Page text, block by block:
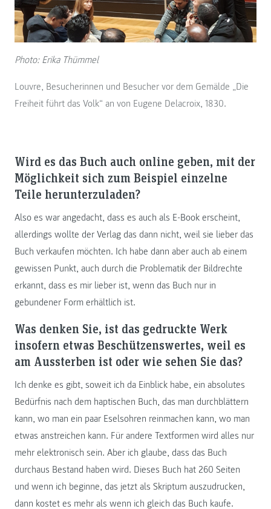
Photo: Erika Thümmel
Louvre, Besucherinnen und Besucher vor dem Gemälde „Die
Freiheit führt das Volk“ an von Eugene Delacroix, 1830.
Wird es das Buch auch online geben, mit der
Möglichkeit sich zum Beispiel einzelne
Teile herunterzuladen?
Also es war angedacht, dass es auch als E-Book erscheint,
allerdings wollte der Verlag das dann nicht, weil sie lieber das
Buch verkaufen möchten. Ich habe dann aber auch ab einem
gewissen Punkt, auch durch die Problematik der Bildrechte
erkannt, dass es mir lieber ist, wenn das Buch nur in
gebundener Form erhältlich ist.
Was denken Sie, ist das gedruckte Werk
insofern etwas Beschützenswertes, weil es
am Aussterben ist oder wie sehen Sie das?
Ich denke es gibt, soweit ich da Einblick habe, ein absolutes
Bedürfnis nach dem haptischen Buch, das man durchblättern
kann, wo man ein paar Eselsohren reinmachen kann, wo man
etwas anstreichen kann. Für andere Textformen wird alles nur
mehr elektronisch sein. Aber ich glaube, dass das Buch
durchaus Bestand haben wird. Dieses Buch hat 260 Seiten
und wenn ich beginne, das jetzt als Skriptum auszudrucken,
dann kostet es mehr als wenn ich gleich das Buch kaufe.